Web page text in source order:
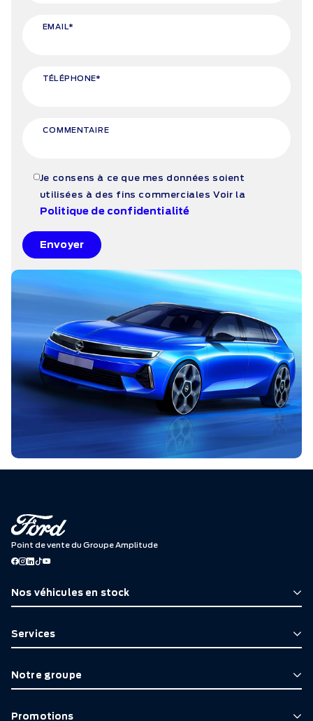
EMAIL*
TÉLÉPHONE*
COMMENTAIRE
Je consens à ce que mes données soient
utilisées à des fins commerciales Voir la
Politique de confidentialité
Envoyer
Point de vente du Groupe Amplitude
Nos véhicules en stock
Services
Notre groupe
Promotions